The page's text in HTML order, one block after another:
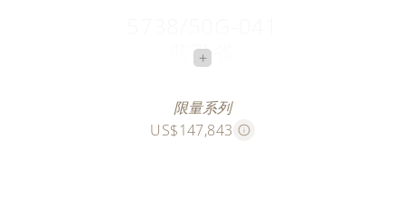
蓝孔雀
此款大明火掐丝珐琅腕表限量发行十枚，灵动呈现了一
+
限量系列
US$147,843